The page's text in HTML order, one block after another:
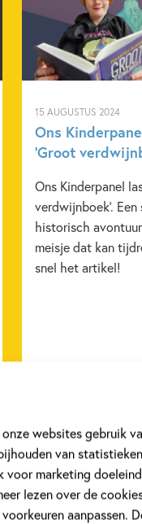
websites gebruik
van
voor marketing
lezen over de
aanpassen.
15 AUGUSTUS 2024
Ons
‘Groot
Ons Kinderpanel
verdwijnboek'. Een
historisch
meisje dat kan
snel het artikel!
artikelen